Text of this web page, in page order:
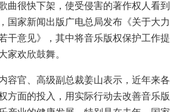
曲很快下架，使受侵害的著作权人看到
国家新闻出版广电总局发布《关于大力
干意见》，其中将音乐版权保护工作提
家欢欣鼓舞。
容官、高级副总裁姜山表示，近年来各
方面的投入，用实际行动去改善音乐版